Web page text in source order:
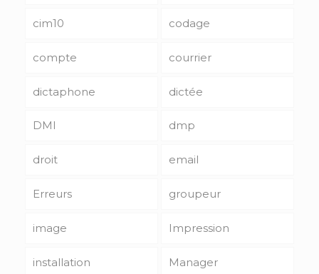
cim10 codage
compte courrier
dictaphone dictée
DMI dmp
droit email
Erreurs groupeur
image Impression
installation Manager